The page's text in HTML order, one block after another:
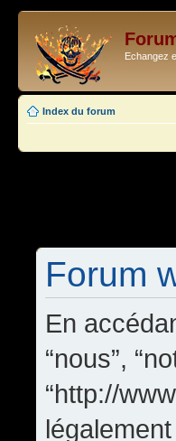
Echangez
Index du forum
Forum
En
“nous”,
“http://